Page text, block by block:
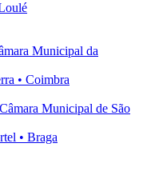
Municipal da
• Coimbra
Municipal de São
• Braga